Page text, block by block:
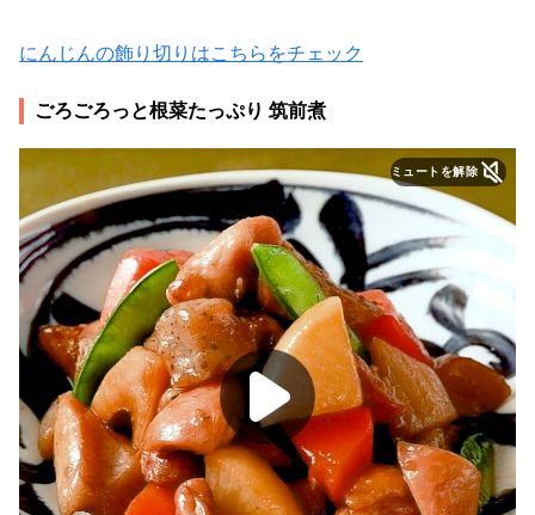
にんじんの飾り切りはこちらをチェック
ごろごろっと根菜たっぷり 筑前煮
ミュートを解除